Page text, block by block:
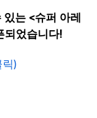
있는 <슈퍼 아레
되었습니다!
릭)